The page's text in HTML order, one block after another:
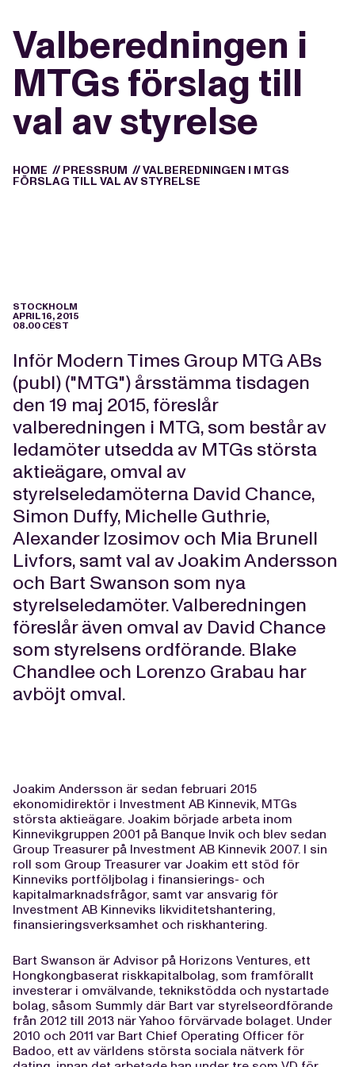
Valberedningen i
MTGs förslag till
val av styrelse
HOME // PRESSRUM //VALBEREDNINGEN I MTGS
FÖRSLAG TILL VAL AV STYRELSE
STOCKHOLM
APRIL 16, 2015
08.00 CEST
Inför Modern Times Group MTG ABs
(publ) ("MTG") årsstämma tisdagen
den 19 maj 2015, föreslår
valberedningen i MTG, som består av
ledamöter utsedda av MTGs största
aktieägare, omval av
styrelseledamöterna David Chance,
Simon Duffy, Michelle Guthrie,
Alexander Izosimov och Mia Brunell
Livfors, samt val av Joakim Andersson
och Bart Swanson som nya
styrelseledamöter. Valberedningen
föreslår även omval av David Chance
som styrelsens ordförande. Blake
Chandlee och Lorenzo Grabau har
avböjt omval.
Joakim Andersson är sedan februari 2015
ekonomidirektör i Investment AB Kinnevik, MTGs
största aktieägare. Joakim började arbeta inom
Kinnevikgruppen 2001 på Banque Invik och blev sedan
Group Treasurer på Investment AB Kinnevik 2007. I sin
roll som Group Treasurer var Joakim ett stöd för
Kinneviks portföljbolag i finansierings- och
kapitalmarknadsfrågor, samt var ansvarig för
Investment AB Kinneviks likviditetshantering,
finansieringsverksamhet och riskhantering.
Bart Swanson är Advisor på Horizons Ventures, ett
Hongkongbaserat riskkapitalbolag, som framförallt
investerar i omvälvande, teknikstödda och nystartade
bolag, såsom Summly där Bart var styrelseordförande
från 2012 till 2013 när Yahoo förvärvade bolaget. Under
2010 och 2011 var Bart Chief Operating Officer för
Badoo, ett av världens största sociala nätverk för